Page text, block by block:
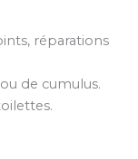
réparations
de cumulus.